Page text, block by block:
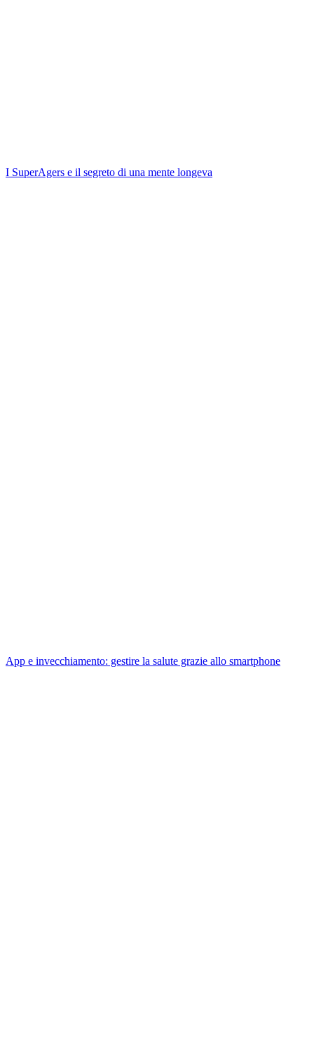
I SuperAgers e il segreto di una mente longeva
App e invecchiamento: gestire la salute grazie allo smartphone